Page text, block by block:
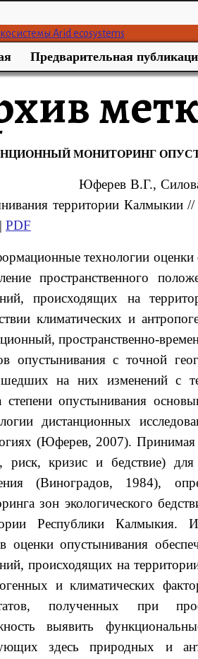
Предварительная
МОНИТОРИНГ
Юферев В.Г.,
территории Калмыкии//
PDF
технологии
пространственного
происходящих на
климатических и
пространственно-
опустынивания с точной
на них изменений с
степени опустынивания
дистанционных
(Юферев, 2007). Принимая
риск, кризис и бедствие) для
(Виноградов, 1984),
зон экологического
Республики Калмыкия.
оценки опустынивания
происходящих на
и климатических
полученных при
выявить
здесь природных и